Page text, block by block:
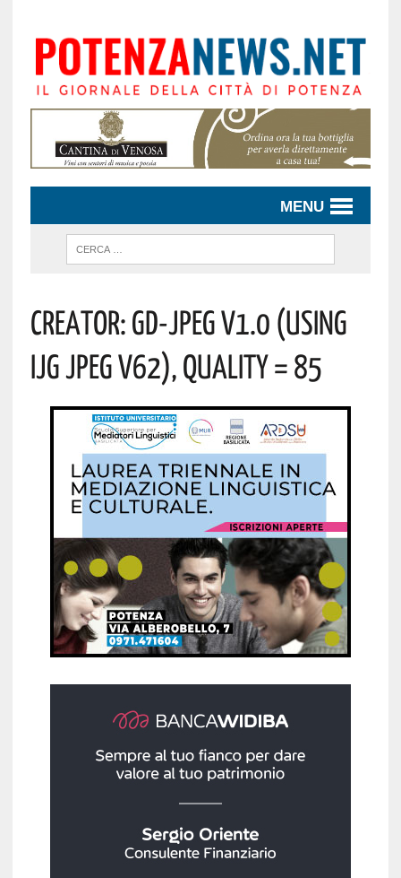
MENU
CREATOR: Gd-Jpeg V1.0 (using
IJG JPEG V62), Quality = 85